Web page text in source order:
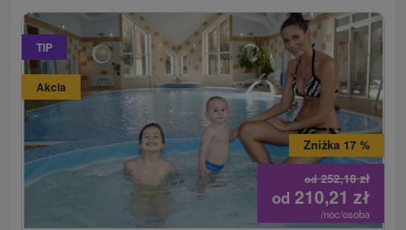
TIP
Akcia
od252,18zł
Zniżka 17 %
od 210,21 zł
/noc/osoba